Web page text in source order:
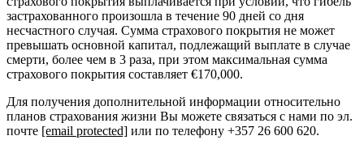
застрахованного произошла в течение 90 дней со дня
несчастного случая. Сумма страхового покрытия не может
превышать основной капитал, подлежащий выплате в случае
смерти, более чем в 3 раза, при этом максимальная сумма
страхового покрытия составляет €170,000.
Для получения дополнительной информации относительно
планов страхования жизни Вы можете связаться с нами по эл.
почте [email protected] или по телефону +357 26 600 620.